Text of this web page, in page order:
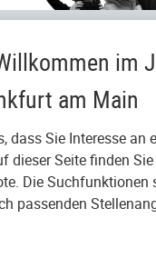
im
am Main
dass Sie Interesse an
dieser Seite finden
Die Suchfunktionen
passenden